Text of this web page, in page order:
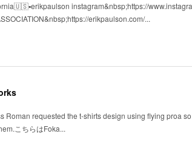
instagram&nbsp;https://
erikpaulson.com/...
Roman requested the t-shirts design using flying proa
こちらはFoka...